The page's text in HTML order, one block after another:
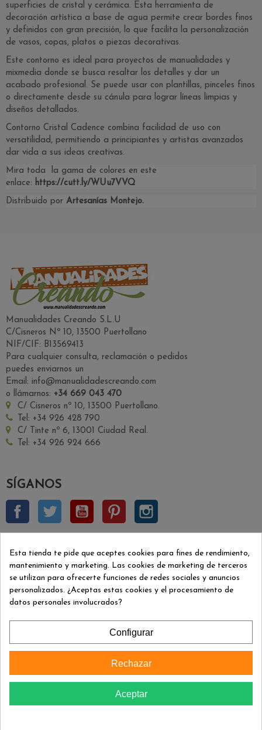
superficies de cristal y cerámica. Esta herramienta de
decoración artística a base de agua permite crear bordes finos
y definidos con gran precisión, lo que facilita la personalización
de vasos, copas, platos o piezas decorativas.
Este contorno es ideal para proyectos de manualidades y
mixmedia donde se busca resaltar los detalles y dar un
acabado profesional. Se puede usar con plantillas, pinceles finos
o directamente desde su cánula para lograr líneas limpias y
diseños detallados.
Contorno Cristal Cadence combina facilidad de uso con
versatilidad, permitiendo a principiantes y artistas avanzados
dar vida a sus ideas creativas.
Mira toda la gama de colores en este
enlace: https://cutt.ly/WUu7VVQ
Distribuido por Artesanías Montejo.
Manualidades Creando S.L.U
C/Cisneros Nº 10, 13500 Puertollano
NIF/CIF: B13569413
Para cualquier consulta, reclamación o pedidos
puedes enviarnos un
Email: info@manualidadescreando.com
o llámarnos: +34 669 043 470
C/ Cisneros nº 10, 13500 Puertollano.
Tel: +34 926 428 790
C/ Tinte nº 6, 13001 Ciudad Real.
Tel: +34 926 924 666
SÍGANOS
Facebook Twitter YouTube Pinterest
BOLETÍN INSCRIPCIÓN
Aceptar
nuestra información de contacto en el aviso legal.
INFORMACIÓN
FORMAS DE PAGO
Esta tienda te pide que aceptes cookies para fines de rendimiento,
mantenimiento y marketing. Las cookies de marketing de terceros
se utilizan para ofrecerte funciones de redes sociales y anuncios
personalizados. ¿Aceptas estas cookies y el procesamiento de
datos personales involucrados?
Configurar
Rechazar
Aceptar